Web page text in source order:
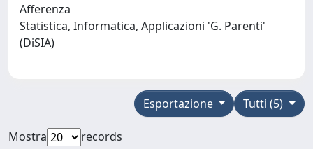
Afferenza
Statistica, Informatica, Applicazioni 'G. Parenti'
(DiSIA)
Tutti (5)
Esportazione
Mostra
records